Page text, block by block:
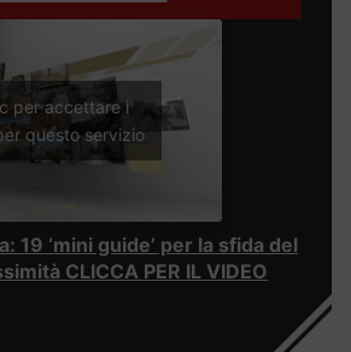
per accettare i
questo servizio
19 ‘mini guide’ per la sfida del
CLICCA PER IL VIDEO